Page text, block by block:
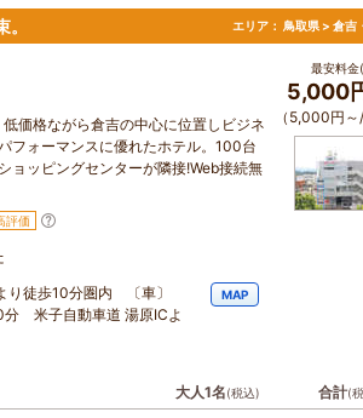
エリア： 鳥取県 > 倉吉
価格ながら倉吉の中心に位置しビジネ
フォーマンスに優れたホテル。100台
ョッピングセンターが隣接!Web接続無
評価
り徒歩10分圏内 〔車〕
分 米子自動車道 湯原ICよ
MAP
最安料金
5,000
（5,000円～/
大人1名(税込) 合計(